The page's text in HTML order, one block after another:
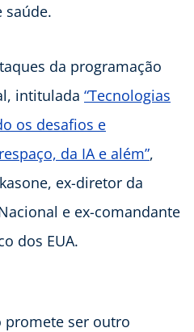
saúde.
da programação
intitulada “Tecnologias
os desafios e
da IA e além”,
ex-diretor da
e ex-comandante
dos EUA.
promete ser outro